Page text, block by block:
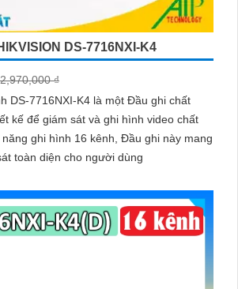
DS-7716NXI-K4
₫
DS-7716NXI-K4 là một Đầu ghi chất
kế để giám sát và ghi hình video chất
toàn diện cho người dùng